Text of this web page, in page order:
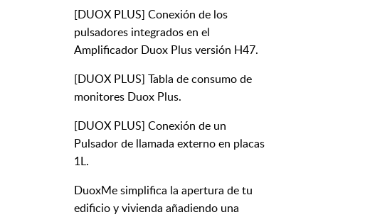
[DUOX PLUS] Conexión de los
pulsadores integrados en el
Amplificador Duox Plus versión H47.
[DUOX PLUS] Tabla de consumo de
monitores Duox Plus.
[DUOX PLUS] Conexión de un
Pulsador de llamada externo en placas
1L.
DuoxMe simplifica la apertura de tu
edificio y vivienda añadiendo una